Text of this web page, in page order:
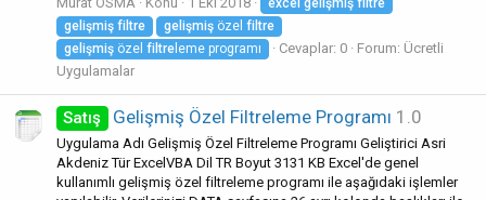
excel gelişmiş filtre
gelişmiş filtre gelişmiş özel filtre
gelişmiş özel filtre leme programı Cevaplar: 0 Forum: Ücretli
Uygulamalar
Satış Gelişmiş Özel Filtreleme Programı 1.0
Uygulama Adı Gelişmiş Özel Filtreleme Programı Geliştirici Asri
Akdeniz Tür ExcelVBA Dil TR Boyut 3131 KB Excel'de genel
kullanımlı gelişmiş özel filtreleme programı ile aşağıdaki işlemler